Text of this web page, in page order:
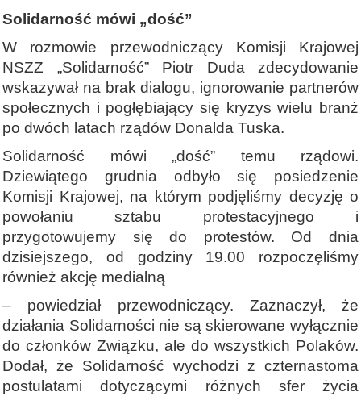
Solidarność mówi „dość”
W rozmowie przewodniczący Komisji Krajowej
NSZZ „Solidarność” Piotr Duda zdecydowanie
wskazywał na brak dialogu, ignorowanie partnerów
społecznych i pogłębiający się kryzys wielu branż
po dwóch latach rządów Donalda Tuska.
Solidarność mówi „dość” temu rządowi.
Dziewiątego grudnia odbyło się posiedzenie
Komisji Krajowej, na którym podjęliśmy decyzję o
powołaniu sztabu protestacyjnego i
przygotowujemy się do protestów. Od dnia
dzisiejszego, od godziny 19.00 rozpoczęliśmy
również akcję medialną
– powiedział przewodniczący. Zaznaczył, że
działania Solidarności nie są skierowane wyłącznie
do członków Związku, ale do wszystkich Polaków.
Dodał, że Solidarność wychodzi z czternastoma
postulatami dotyczącymi różnych sfer życia